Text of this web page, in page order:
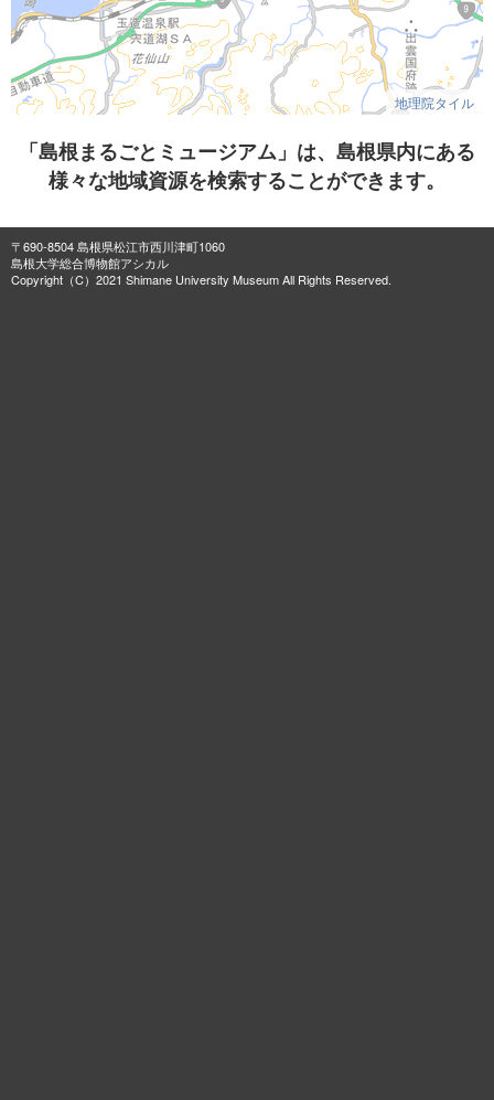
地理院タイル
「島根まるごとミュージアム」は、島根県内にある
様々な地域資源を検索することができます。
〒690-8504 島根県松江市西川津町1060
島根大学総合博物館アシカル
Copyright（C）2021 Shimane University Museum All Rights Reserved.